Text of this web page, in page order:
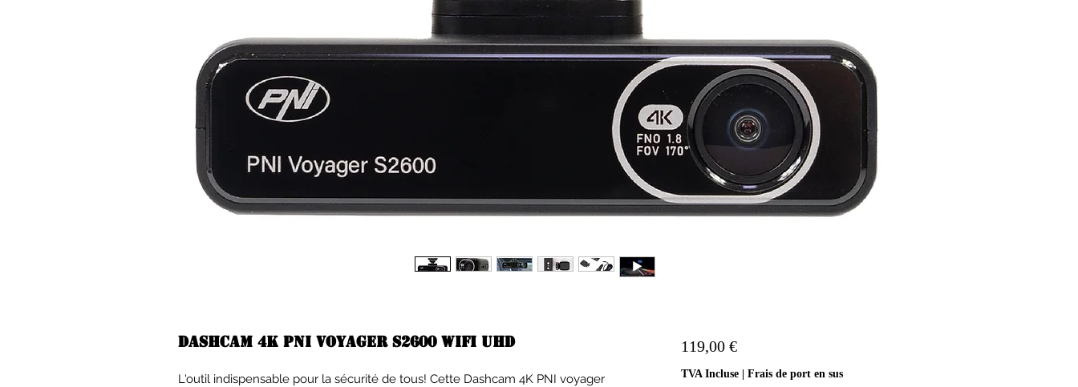
Dashcam 4K PNI voyager S2600 Wifi UHD
L'outil indispensable pour la sécurité de tous! Cette Dashcam 4K PNI voyager
119,00 €Prix
TVA Incluse| Frais de port en sus